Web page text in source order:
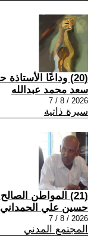
(20) وداعًا الأستاذة حليمة محمد عبدالله
سعد محمد عبدالله
2026 / 8 / 7
سيرة ذاتية
(21) المواطن الصالح .. عقد بين الدولة والإنسان
حسين علي الحمداني
2026 / 8 / 7
المجتمع المدني